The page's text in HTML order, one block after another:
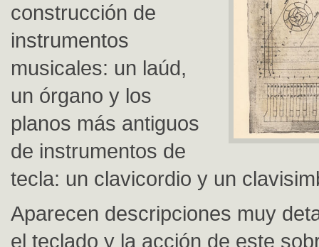
construcción de
instrumentos
musicales: un laúd,
un órgano y los
planos más antiguos
de instrumentos de
tecla: un clavicordio y un
Aparecen descripciones muy
el teclado y la acción de este